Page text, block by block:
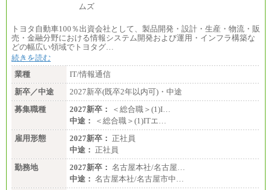
トヨタ自動車100％出資会社として、製品開発・設計・生産・物流・販
売・金融分野における情報システム開発および運用・インフラ構築な
どの幅広い領域でトヨタグ…
続きを読む
業種
IT/情報通信
新卒／中途
2027新卒(既卒2年以内可)・中途
募集職種
2027新卒：
＜総合職＞(1)I…
中途：
＜総合職＞(1)ITエ…
雇用形態
2027新卒： 正社員
中途： 正社員
勤務地
2027新卒： 名古屋本社/名古屋…
中途： 名古屋本社/名古屋市中…